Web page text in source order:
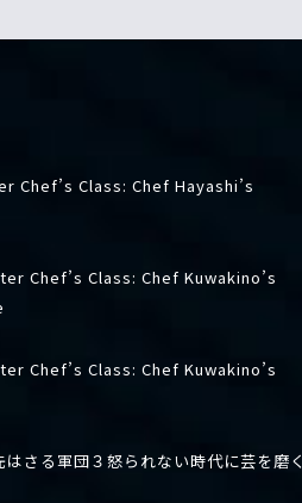
Class: Chef Hayashi’s
Chef’s Class: Chef Kuwakino’s
Chef’s Class: Chef Kuwakino’s
さる軍団３怒られない時代に芸を磨く